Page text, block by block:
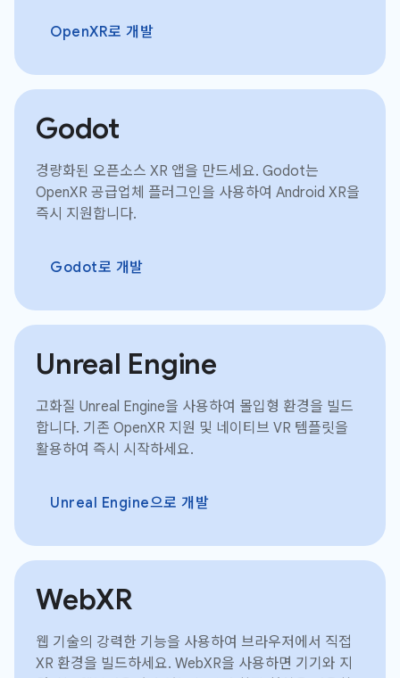
OpenXR로 개발
Godot
경량화된 오픈소스 XR 앱을 만드세요. Godot는
OpenXR 공급업체 플러그인을 사용하여 Android XR을
즉시 지원합니다.
Godot로 개발
Unreal Engine
고화질 Unreal Engine을 사용하여 몰입형 환경을 빌드
합니다. 기존 OpenXR 지원 및 네이티브 VR 템플릿을
활용하여 즉시 시작하세요.
Unreal Engine으로 개발
WebXR
웹 기술의 강력한 기능을 사용하여 브라우저에서 직접
XR 환경을 빌드하세요. WebXR을 사용하면 기기와 지